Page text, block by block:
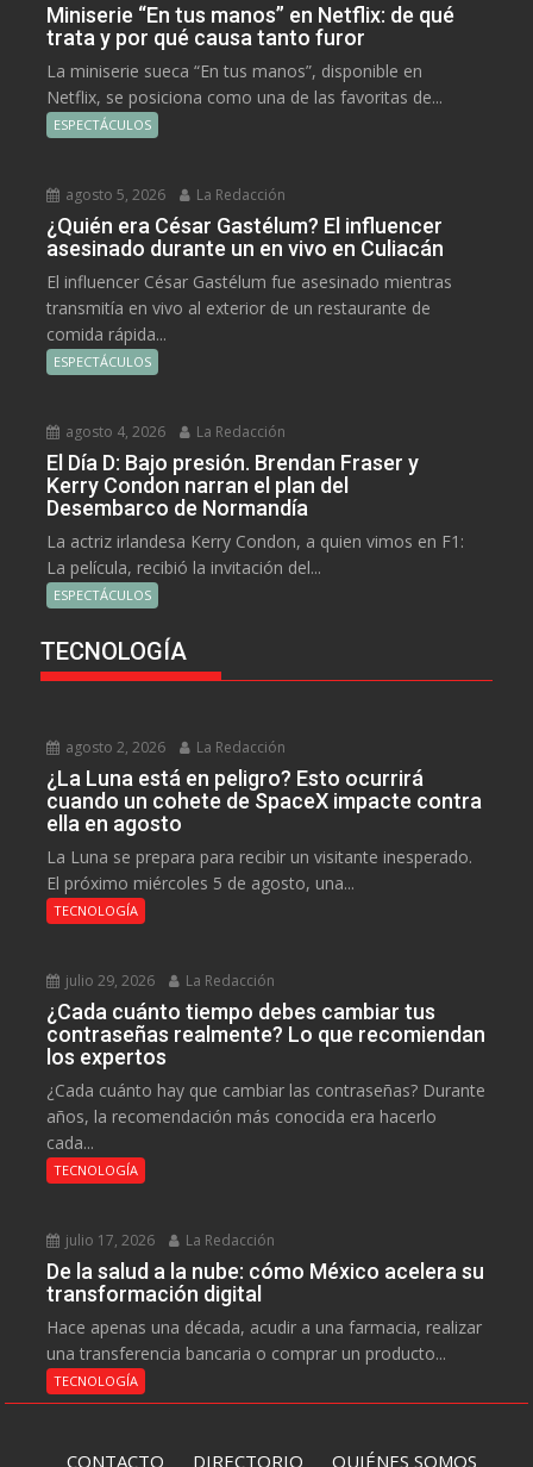
Miniserie “En tus manos” en Netflix: de qué
trata y por qué causa tanto furor
La miniserie sueca “En tus manos”, disponible en
Netflix, se posiciona como una de las favoritas de...
ESPECTÁCULOS
agosto 5, 2026 La Redacción
¿Quién era César Gastélum? El influencer
asesinado durante un en vivo en Culiacán
El influencer César Gastélum fue asesinado mientras
transmitía en vivo al exterior de un restaurante de
comida rápida...
ESPECTÁCULOS
agosto 4, 2026 La Redacción
El Día D: Bajo presión. Brendan Fraser y
Kerry Condon narran el plan del
Desembarco de Normandía
La actriz irlandesa Kerry Condon, a quien vimos en F1:
La película, recibió la invitación del...
ESPECTÁCULOS
TECNOLOGÍA
agosto 2, 2026 La Redacción
¿La Luna está en peligro? Esto ocurrirá
cuando un cohete de SpaceX impacte contra
ella en agosto
La Luna se prepara para recibir un visitante inesperado.
El próximo miércoles 5 de agosto, una...
TECNOLOGÍA
julio 29, 2026 La Redacción
¿Cada cuánto tiempo debes cambiar tus
contraseñas realmente? Lo que recomiendan
los expertos
¿Cada cuánto hay que cambiar las contraseñas? Durante
años, la recomendación más conocida era hacerlo
cada...
TECNOLOGÍA
julio 17, 2026 La Redacción
De la salud a la nube: cómo México acelera su
transformación digital
Hace apenas una década, acudir a una farmacia, realizar
una transferencia bancaria o comprar un producto...
TECNOLOGÍA
CONTACTO DIRECTORIO QUIÉNES SOMOS